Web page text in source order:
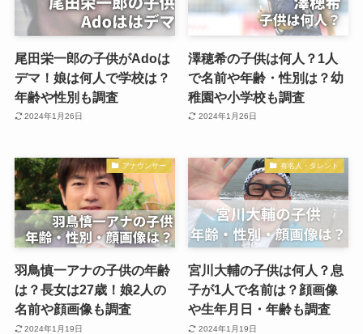
尾田栄一郎の子供がAdoは
デマ！娘は何人で学校は？
年齢や性別も調査
2024年1月26日
澤穂希の子供は何人？1人
で名前や年齢・性別は？幼
稚園や小学校も調査
2024年1月26日
アナウンサー
羽鳥慎一アナの子供の年齢
は？長女は27歳！娘2人の
名前や顔画像も調査
2024年1月19日
有名人・タレント
宮川大輔の子供は何人？息
子が1人で名前は？顔画像
や生年月日・年齢も調査
2024年1月19日